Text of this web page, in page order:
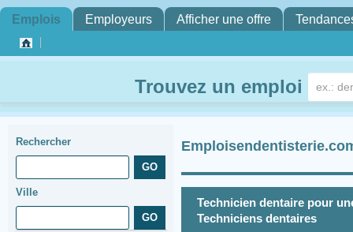
Emplois Employeurs Afficher une offre
Trouvez un emploi
Rechercher
Ville
Technicien dentaire pour
Techniciens dentaires